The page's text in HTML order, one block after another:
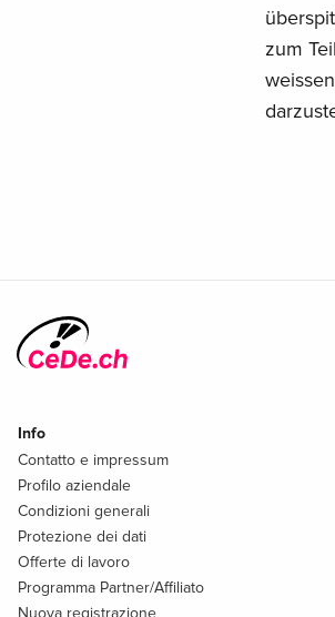
zum
Info
Contatto e impressum
Profilo aziendale
Condizioni generali
Protezione dei dati
Offerte di lavoro
Programma Partner/Affiliato
Nuova registrazione